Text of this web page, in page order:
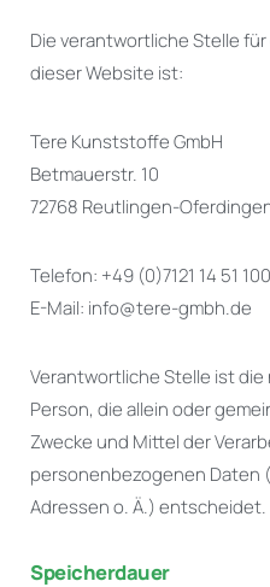
Die verantwortliche Stelle
dieser Website ist:
Tere Kunststoffe GmbH
Betmauerstr. 10
72768 Reutlingen-
Telefon: +49 (0)7121 14 51 100
E-Mail: info@tere-gmbh.de
Verantwortliche Stelle ist
Person, die allein oder
Zwecke und Mittel der
personenbezogenen Daten
Adressen o. Ä.) entscheidet.
Speicherdauer